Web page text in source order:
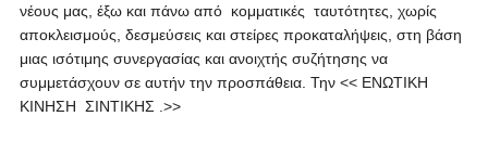
νέους μας, έξω και πάνω από κομματικές ταυτότητες, χωρίς
αποκλεισμούς, δεσμεύσεις και στείρες προκαταλήψεις, στη βάση
μιας ισότιμης συνεργασίας και ανοιχτής συζήτησης να
συμμετάσχουν σε αυτήν την προσπάθεια. Την << ΕΝΩΤΙΚΗ
ΚΙΝΗΣΗ ΣΙΝΤΙΚΗΣ .>>